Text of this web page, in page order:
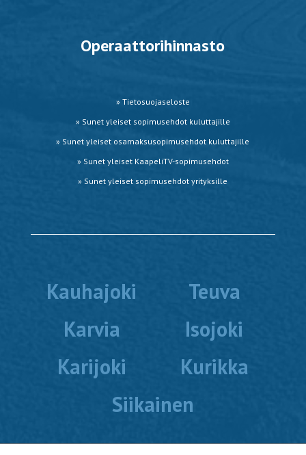
Operaattorihinnasto
» Tietosuojaseloste
» Sunet yleiset sopimusehdot kuluttajille
» Sunet yleiset osamaksusopimusehdot kuluttajille
» Sunet yleiset KaapeliTV-sopimusehdot
» Sunet yleiset sopimusehdot yrityksille
Kauhajoki
Teuva
Karvia
Isojoki
Karijoki
Kurikka
Siikainen